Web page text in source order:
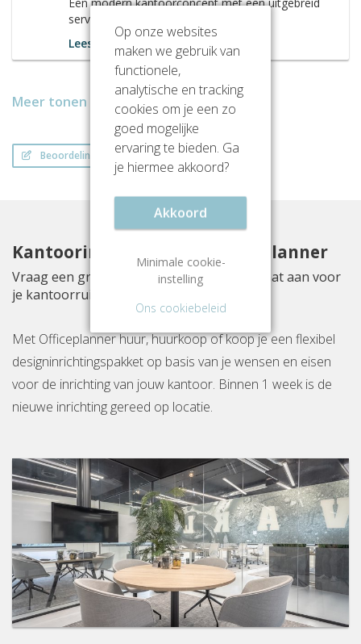
servicepakket!
Lees meer
Meer tonen
Beoordeling schrijven
Kantoorinrichting met Officeplanner
Vraag een gratis inrichtingsvoorstel op maat aan voor
je kantoorruimte aan Karspeldreef 8
Met Officeplanner huur, huurkoop of koop je een flexibel
designinrichtingspakket op basis van je wensen en eisen
voor de inrichting van jouw kantoor. Binnen 1 week is de
nieuwe inrichting gereed op locatie.
Op onze websites
maken we gebruik van
functionele,
analytische en tracking
cookies om je een zo
goed mogelijke
ervaring te bieden. Ga
je hiermee akkoord?
Akkoord
Minimale cookie-
instelling
Ons cookiebeleid